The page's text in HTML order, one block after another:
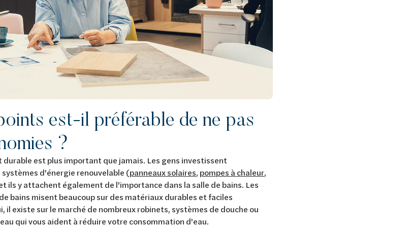
est-il préférable de ne pas
?
est plus important que jamais. Les gens investissent
d'énergie renouvelable (panneaux solaires, pompes à chaleur,
ils y attachent également de l'importance dans la salle de bains. Les
bains misent beaucoup sur des matériaux durables et faciles
il existe sur le marché de nombreux robinets, systèmes de douche ou
qui vous aident à réduire votre consommation d'eau.